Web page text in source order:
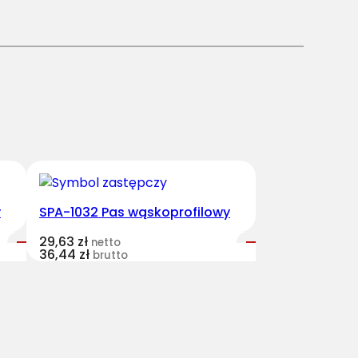
SPA-1032 Pas wąskoprofilowy
29,63 zł netto
36,44 zł brutto